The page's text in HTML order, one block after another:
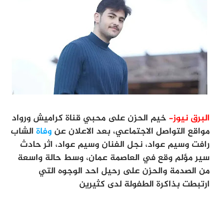
البرق نيوز- خيم الحزن على محبي قناة كراميش ورواد
مواقع التواصل الاجتماعي، بعد الاعلان عنوفاةالشاب
رافت وسيم عواد، نجل الفنان وسيم عواد، اثر حادث
سير مؤلم وقع في العاصمة عمان، وسط حالة واسعة
من الصدمة والحزن على رحيل احد الوجوه التي
ارتبطت بذاكرة الطفولة لدى كثيرين